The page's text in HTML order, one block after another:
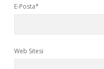
E-Posta*
Web Sitesi